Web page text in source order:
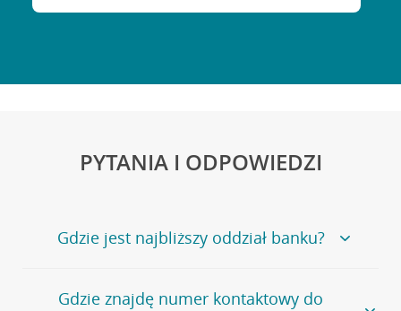
PYTANIA I ODPOWIEDZI
Gdzie jest najbliższy oddział banku?
Jeśli szukasz oddziału naszego banku, zapraszamy na
Gdzie znajdę numer kontaktowy do